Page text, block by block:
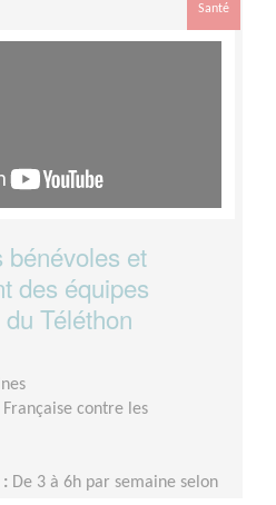
Santé
bénévoles et
des équipes
Téléthon
contre les
De 3 à 6h par semaine selon